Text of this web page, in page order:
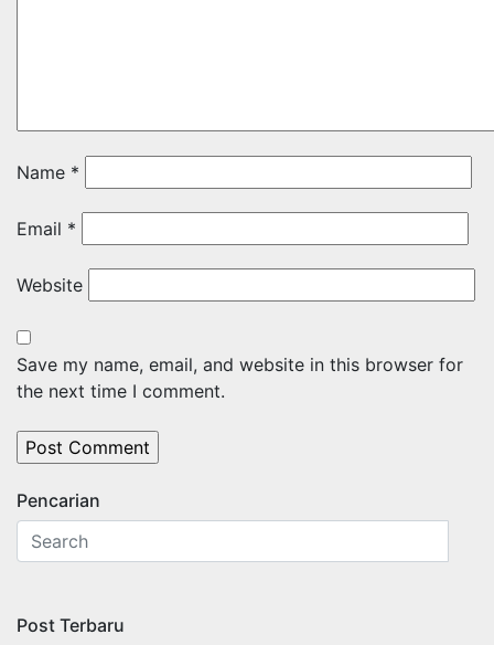
Name *
Email *
Website
Save my name, email, and website in this browser for
the next time I comment.
Pencarian
Post Terbaru